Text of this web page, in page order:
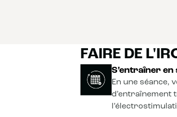
FAIRE DE
S’entraîner
En une séance,
d’entraînement